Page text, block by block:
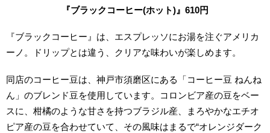
『ブラックコーヒー(ホット)』610円
『ブラックコーヒー』は、エスプレッソにお湯を注ぐアメリカ
ーノ。ドリップとは違う、クリアな味わいが楽しめます。
同店のコーヒー豆は、神戸市須磨区にある「コーヒー豆 ねんね
ん」のブレンド豆を使用 しています。コロンビア産の豆をベー
スに、柑橘のような甘さを持つブラジル産、まろやかなエチオ
ピア産の豆を合わせていて、その風味はまるで“オレンジダーク